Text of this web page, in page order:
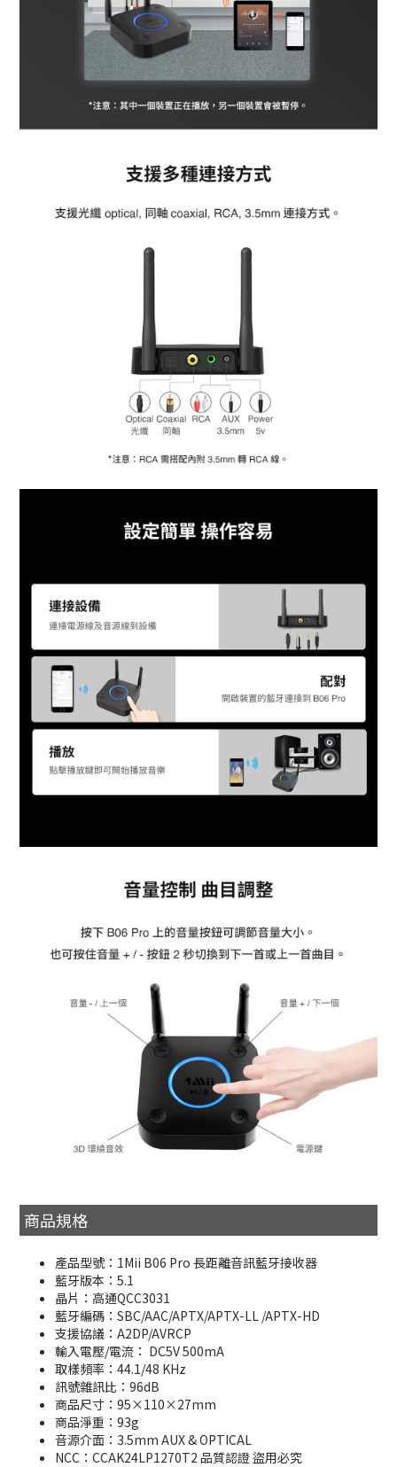
商品規格
產品型號：1Mii B06 Pro 長距離音訊藍牙接收器
藍牙版本：5.1
晶片：高通QCC3031
藍牙編碼：SBC/AAC/APTX/APTX-LL /APTX-HD
支援協議：A2DP/AVRCP
輸入電壓/電流： DC5V 500mA
取樣頻率：44.1/48 KHz
訊號雜訊比：96dB
商品尺寸：95×110×27mm
商品淨重：93g
音源介面：3.5mm AUX & OPTICAL
NCC：CCAK24LP1270T2 品質認證 盜用必究